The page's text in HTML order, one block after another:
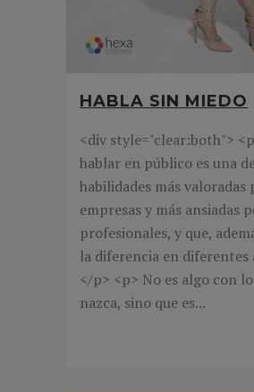
HABLA SIN MIEDO
<div style="clear:both">
hablar en público es una
habilidades más valoradas
empresas y más ansiadas
profesionales, y que,
la diferencia en diferentes
</p> <p> No es algo con
nazca, sino que es...